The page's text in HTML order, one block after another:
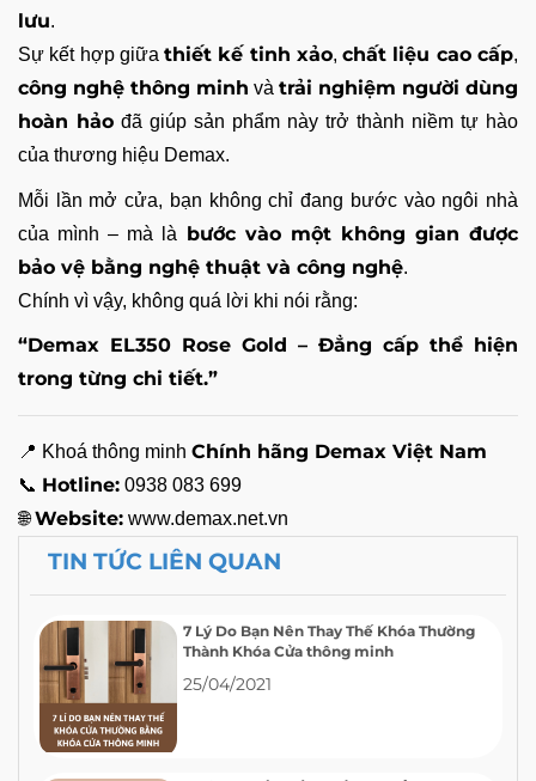
lưu.
Sự kết hợp giữathiết kế tinh xảo,chất liệu cao cấp,
công nghệ thông minh và trải nghiệm người dùng
hoàn hảo đã giúp sản phẩm này trở thành niềm tự hào
của thương hiệu Demax.
Mỗi lần mở cửa, bạn không chỉ đang bước vào ngôi nhà
của mình – mà là bước vào một không gian được
bảo vệ bằng nghệ thuật và công nghệ.
Chính vì vậy, không quá lời khi nói rằng:
“Demax EL350 Rose Gold – Đẳng cấp thể hiện
trong từng chi tiết.”
📍 Khoá thông minh Chính hãng Demax Việt Nam
📞 Hotline: 0938 083 699
🌐Website: www.demax.net.vn
TIN TỨC LIÊN QUAN
7 Lý Do Bạn Nên Thay Thế Khóa Thường
Thành Khóa Cửa thông minh
25/04/2021